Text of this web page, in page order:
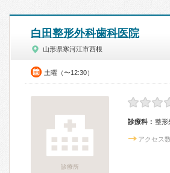
白田整形外科歯科医院
山形県寒河江市西根
土曜（〜12:30）
診療所
診療科： 整形
アクセス